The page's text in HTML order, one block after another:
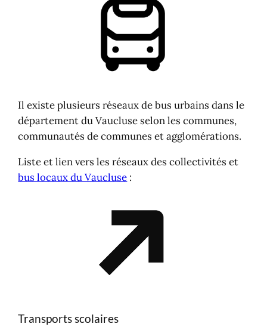
Il existe plusieurs réseaux de bus urbains dans le
département du Vaucluse selon les communes,
communautés de communes et agglomérations.
Liste et lien vers les réseaux des collectivités et
bus locaux du Vaucluse :
Transports scolaires